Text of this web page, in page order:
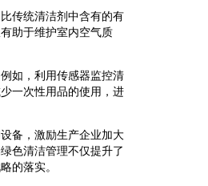
传统清洁剂中含有的有
助于维护室内空气质
如，利用传感器监控清
一次性用品的使用，进
备，激励生产企业加大
色清洁管理不仅提升了
的落实。